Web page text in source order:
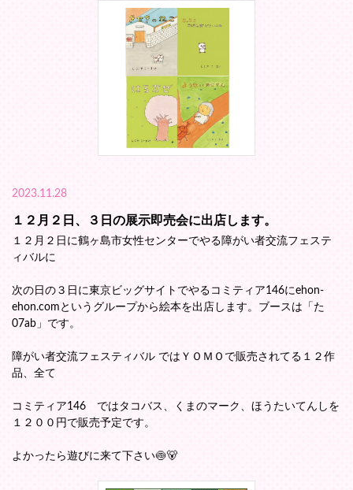
2023.11.28
１２月２日、３日の展示即売会に出店します。
１２月２日に鶴ヶ島市女性センターでやる障がい者交流フェステ
ィバルに
次の日の３日に東京ビッグサイトでやるコミティア146にehon-
ehon.comというグループから絵本を出店します。ブースは「た
07ab」です。
障がい者交流フェスティバル ではＹＯＭＯで販売されてる１２作
品、全て
コミティア146 ではタコバス、くまのマーク、ほうたいてんしを
１２００円で販売予定です。
よかったら遊びに来て下さい🍥🐻